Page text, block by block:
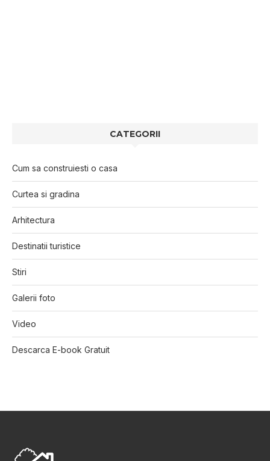
CATEGORII
Cum sa construiesti o casa
Curtea si gradina
Arhitectura
Destinatii turistice
Stiri
Galerii foto
Video
Descarca E-book Gratuit